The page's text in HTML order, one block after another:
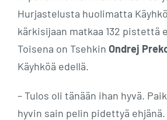
Hurjastelusta huolimatta
kärkisijaan matkaa 132 pistettä
Toisena on Tsehkin Ondrej
Käyhköä edellä.
– Tulos oli tänään ihan hyvä.
hyvin sain pelin pidettyä